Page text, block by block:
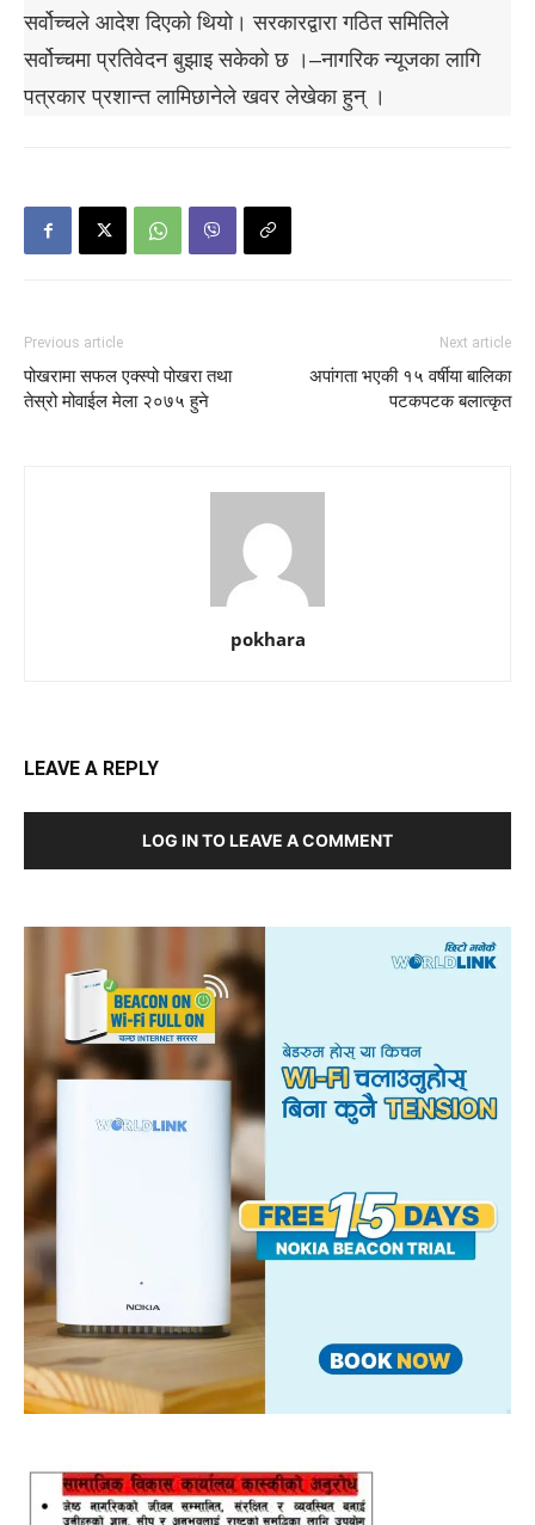
सर्वोच्चले आदेश दिएको थियो। सरकारद्वारा गठित समितिले
सर्वोच्चमा प्रतिवेदन बुझाइ सकेको छ ।–नागरिक न्यूजका लागि
पत्रकार प्रशान्त लामिछानेले खवर लेखेका हुन् ।
Previous article
पोखरामा सफल एक्स्पो पोखरा तथा
तेस्रो मोवाईल मेला २०७५ हुने
Next article
अपांगता भएकी १५ वर्षीया बालिका
पटकपटक बलात्कृत
pokhara
LEAVE A REPLY
LOG IN TO LEAVE A COMMENT